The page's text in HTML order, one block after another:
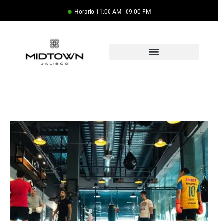
Horario 11:00 AM - 09:00 PM